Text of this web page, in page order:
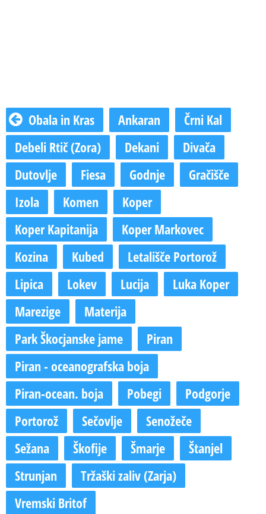
Obala in Kras Ankaran
Črni Kal
Debeli Rtič (Zora)
Dekani
Divača
Dutovlje
Fiesa Godnje
Gračišče
Izola
Komen
Koper
Koper Kapitanija
Koper Markovec
Kozina
Kubed
Letališče Portorož
Lipica
Lokev Lucija
Luka Koper
Marezige
Materija
Park Škocjanske jame
Piran
Piran - oceanografska boja
Piran-ocean. boja
Pobegi
Podgorje
Portorož
Sečovlje
Senožeče
Sežana
Škofije Šmarje
Štanjel
Strunjan
Tržaški zaliv (Zarja)
Vremski Britof